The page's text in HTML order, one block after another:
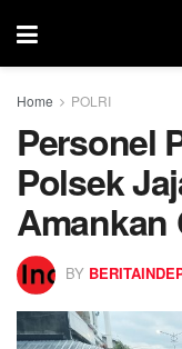
Home POLRI
Personel
Polsek
Amankan
BY